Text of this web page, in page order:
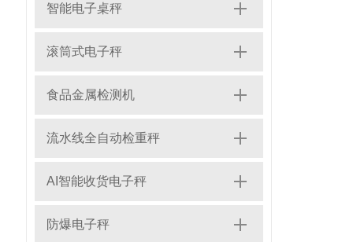
智能电子桌秤
滚筒式电子秤
食品金属检测机
流水线全自动检重秤
AI智能收货电子秤
防爆电子秤